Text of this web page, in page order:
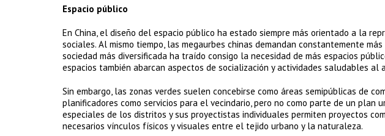
Espacio público
En China, el diseño del espacio público ha estado siempre más orientado a la
sociales. Al mismo tiempo, las megaurbes chinas demandan constantemente
sociedad más diversificada ha traído consigo la necesidad de más espacios
espacios también abarcan aspectos de socialización y actividades saludables al
Sin embargo, las zonas verdes suelen concebirse como áreas semipúblicas de
planificadores como servicios para el vecindario, pero no como parte de un plan
especiales de los distritos y sus proyectistas individuales permiten proyectos
necesarios vínculos físicos y visuales entre el tejido urbano y la naturaleza.